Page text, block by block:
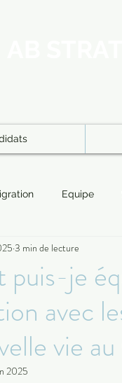
Equipe
Recruteurs
je
avec
vie
3 min de lecture
2025